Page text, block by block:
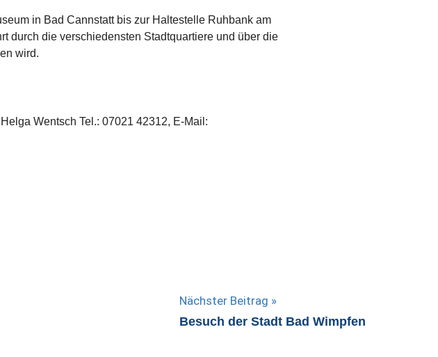
in Bad Cannstatt bis zur Haltestelle Ruhbank am
durch die verschiedensten Stadtquartiere und über die
wird.
Wentsch Tel.: 07021 42312, E-Mail:
Nächster Beitrag
Besuch der Stadt Bad Wimpfen